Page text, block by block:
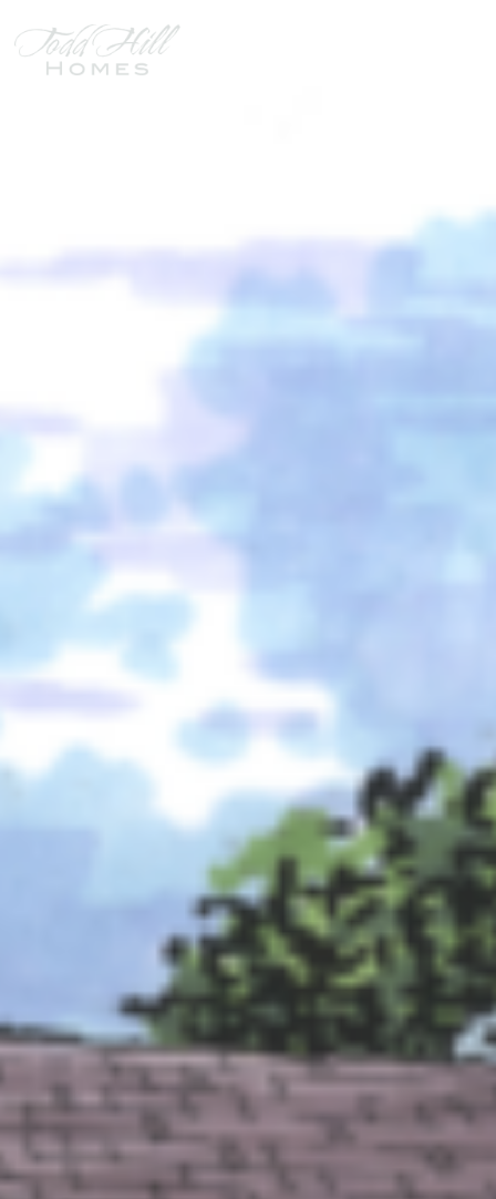
REMINGTON